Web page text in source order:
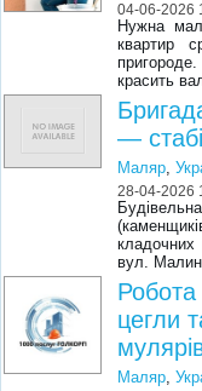
04-06-2026
Нужна
квартир
красить
—
Маляр,
28-04-2026
кладочних
вул.
цегли
Маляр,